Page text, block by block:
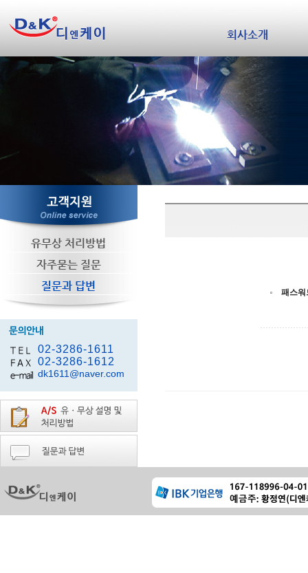
회사소개
유무상 처리방법
자주묻는 질문
질문과 답변
02-3286-1611
02-3286-1612
dk1611@naver.com
패스워